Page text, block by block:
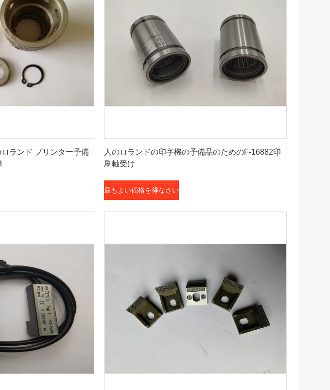
ランド プリンター予備
人のロランドの印字機の予備品のためのF-16882印
刷軸受け
最もよい価格を得なさい